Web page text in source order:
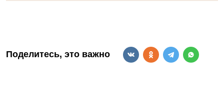
Поделитесь, это важно